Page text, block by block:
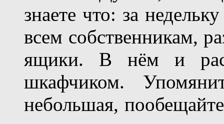
знаете что: за
всем собственникам,
ящики. В нём и
шкафчиком.
небольшая,